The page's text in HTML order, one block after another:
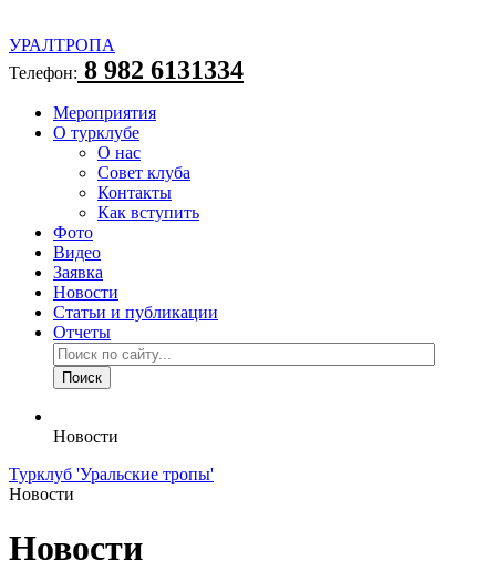
УРАЛТРОПА
Телефон: 8 982 6131334
Мероприятия
О турклубе
О нас
Совет клуба
Контакты
Как вступить
Фото
Видео
Заявка
Новости
Статьи и публикации
Отчеты
Новости
Турклуб 'Уральские тропы'
Новости
Новости